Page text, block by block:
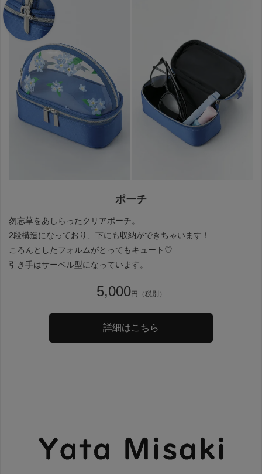
ポーチ
勿忘草をあしらったクリアポーチ。
2段構造になっており、下にも収納ができちゃいます！
ころんとしたフォルムがとってもキュート♡
引き手はサーベル型になっています。
5,000円（税別）
詳細はこちら